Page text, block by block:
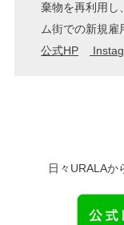
棄物を再利用し
ム街での新規雇
公式HP
日々URALAか